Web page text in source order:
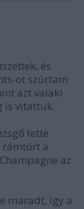
és
ot szúrtam
azt valaki
is vitattuk.
tette
rámtört a
az
maradt, így a